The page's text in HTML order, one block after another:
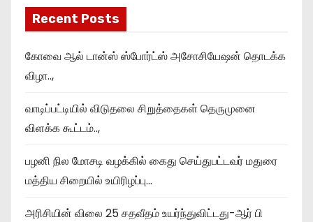
Recent Posts
கோவை ஆல் டான்ஸ் ஸ்போர்ட்ஸ் அசோசியேஷன் தொடக்க
விழா..,
வாடிப்பட்டியில் விடுதலை சிறுத்தைகள் தெருமுனை
விளக்க கூட்டம்..,
பழனி நில மோசடி வழக்கில் கைது செய்துபட்டவர் மதுரை
மத்திய சிறையில் உயிரிழப்பு…
அரிசியின் விலை 25 சதவீதம் உயர்ந்துவிட்டது-ஆர் பி